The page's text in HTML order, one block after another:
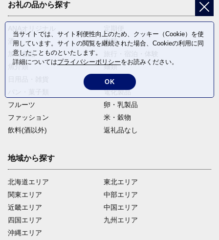
お礼の品から探す
酒
肉類
加工食品
魚介類
麺類
野菜
電化製品
フルーツ
卵・乳製品
ファッション
米・穀物
飲料(酒以外)
返礼品なし
地域から探す
北海道エリア
関東エリア
近畿エリア
四国エリア
沖縄エリア
東北エリア
中部エリア
中国エリア
九州エリア
当サイトでは、サイト利便性向上のため、クッキー（Cookie）を使
用しています。サイトの閲覧を継続された場合、Cookieの利用に同
意したことものといたします。
詳細についてはプライバシーポリシーをお読みください。
OK